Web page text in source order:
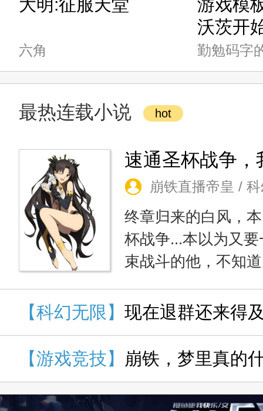
大明:征服天堂
六角
游戏模
沃茨开
勤勉码字
最热连载小说 hot
崩铁直播帝皇 /
终章归来的白风，
杯战争...本以为又
束战斗的他，不知
门，脚踢ORT，沐
了！总之，我不是
圾！
【科幻无限】 现在退群还来得
【游戏竞技】 崩铁，梦里真的